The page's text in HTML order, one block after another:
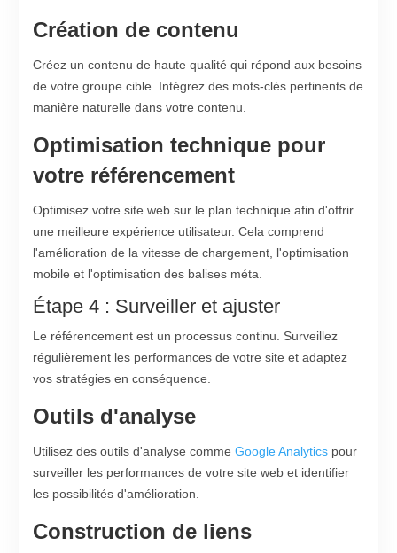
Création de contenu
Créez un contenu de haute qualité qui répond aux besoins
de votre groupe cible. Intégrez des mots-clés pertinents de
manière naturelle dans votre contenu.
Optimisation technique pour
votre référencement
Optimisez votre site web sur le plan technique afin d'offrir
une meilleure expérience utilisateur. Cela comprend
l'amélioration de la vitesse de chargement, l'optimisation
mobile et l'optimisation des balises méta.
Étape 4 : Surveiller et ajuster
Le référencement est un processus continu. Surveillez
régulièrement les performances de votre site et adaptez
vos stratégies en conséquence.
Outils d'analyse
Utilisez des outils d'analyse commeGoogle Analytics pour
surveiller les performances de votre site web et identifier
les possibilités d'amélioration.
Construction de liens